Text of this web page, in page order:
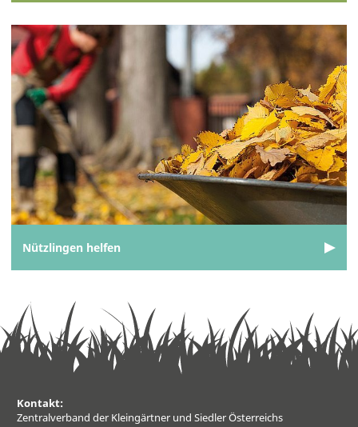
Nützlingen helfen
Kontakt:
Zentralverband der Kleingärtner und Siedler Österreichs